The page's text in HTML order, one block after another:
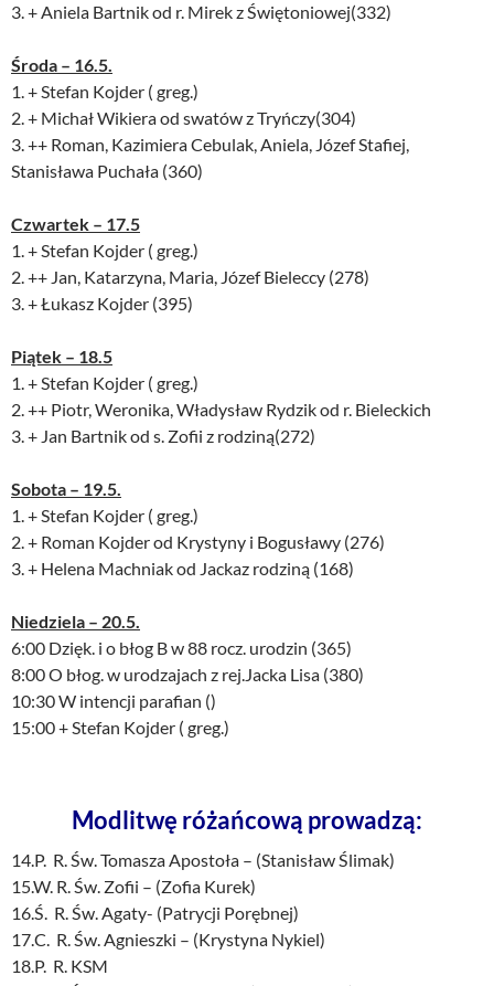
3. + Aniela Bartnik od r. Mirek z Świętoniowej(332)
Środa – 16.5.
1. + Stefan Kojder ( greg.)
2. + Michał Wikiera od swatów z Tryńczy(304)
3. ++ Roman, Kazimiera Cebulak, Aniela, Józef Stafiej,
Stanisława Puchała (360)
Czwartek – 17.5
1. + Stefan Kojder ( greg.)
2. ++ Jan, Katarzyna, Maria, Józef Bieleccy (278)
3. + Łukasz Kojder (395)
Piątek – 18.5
1. + Stefan Kojder ( greg.)
2. ++ Piotr, Weronika, Władysław Rydzik od r. Bieleckich
3. + Jan Bartnik od s. Zofii z rodziną(272)
Sobota – 19.5.
1. + Stefan Kojder ( greg.)
2. + Roman Kojder od Krystyny i Bogusławy (276)
3. + Helena Machniak od Jackaz rodziną (168)
Niedziela – 20.5.
6:00 Dzięk. i o błog B w 88 rocz. urodzin (365)
8:00 O błog. w urodzajach z rej.Jacka Lisa (380)
10:30 W intencji parafian ()
15:00 + Stefan Kojder ( greg.)
Modlitwę różańcową prowadzą:
14.P. R. Św. Tomasza Apostoła – (Stanisław Ślimak)
15.W. R. Św. Zofii – (Zofia Kurek)
16.Ś. R. Św. Agaty- (Patrycji Porębnej)
17.C. R. Św. Agnieszki – (Krystyna Nykiel)
18.P. R. KSM